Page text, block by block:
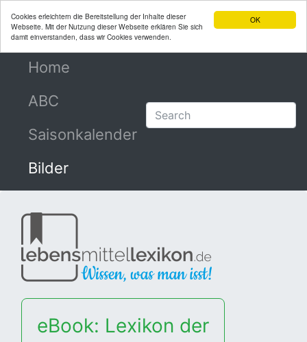
OK
Cookies erleichtern die Bereitstellung der Inhalte dieser
Webseite. Mit der Nutzung dieser Webseite erklären Sie sich
damit einverstanden, dass wir Cookies verwenden.
Home
ABC
Saisonkalender
Bilder
eBook: Lexikon der